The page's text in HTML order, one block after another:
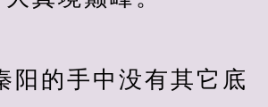
的手中没有其它底